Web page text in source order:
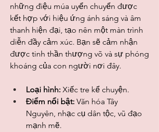
những điệu múa uyển chuyển được
kết hợp với hiệu ứng ánh sáng và âm
thanh hiện đại, tạo nên một màn trình
diễn đầy cảm xúc. Bạn sẽ cảm nhận
được tinh thần thượng võ và sự phóng
khoáng của con người nơi đây.
Loại hình: Xiếc tre kể chuyện.
Điểm nổi bật: Văn hóa Tây
Nguyên, nhạc cụ dân tộc, vũ đạo
mạnh mẽ.